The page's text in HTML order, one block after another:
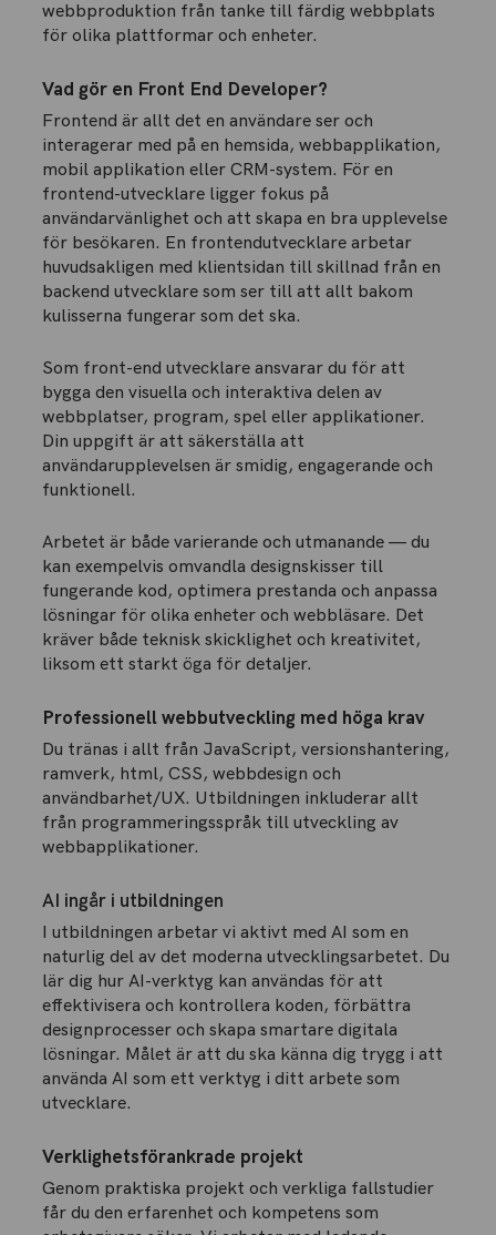
webbproduktion från tanke till färdig webbplats
för olika plattformar och enheter.
Vad gör en Front End Developer?
Frontend är allt det en användare ser och
interagerar med på en hemsida, webbapplikation,
mobil applikation eller CRM-system. För en
frontend-utvecklare ligger fokus på
användarvänlighet och att skapa en bra upplevelse
för besökaren. En frontendutvecklare arbetar
huvudsakligen med klientsidan till skillnad från en
backend utvecklare som ser till att allt bakom
kulisserna fungerar som det ska.
Som front-end utvecklare ansvarar du för att
bygga den visuella och interaktiva delen av
webbplatser, program, spel eller applikationer.
Din uppgift är att säkerställa att
användarupplevelsen är smidig, engagerande och
funktionell.
Arbetet är både varierande och utmanande — du
kan exempelvis omvandla designskisser till
fungerande kod, optimera prestanda och anpassa
lösningar för olika enheter och webbläsare. Det
kräver både teknisk skicklighet och kreativitet,
liksom ett starkt öga för detaljer.
Professionell webbutveckling med höga krav
Du tränas i allt från JavaScript, versionshantering,
ramverk, html, CSS, webbdesign och
användbarhet/UX. Utbildningen inkluderar allt
från programmeringsspråk till utveckling av
webbapplikationer.
AI ingår i utbildningen
I utbildningen arbetar vi aktivt med AI som en
naturlig del av det moderna utvecklingsarbetet. Du
lär dig hur AI-verktyg kan användas för att
effektivisera och kontrollera koden, förbättra
designprocesser och skapa smartare digitala
lösningar. Målet är att du ska känna dig trygg i att
använda AI som ett verktyg i ditt arbete som
utvecklare.
Verklighetsförankrade projekt
Genom praktiska projekt och verkliga fallstudier
får du den erfarenhet och kompetens som